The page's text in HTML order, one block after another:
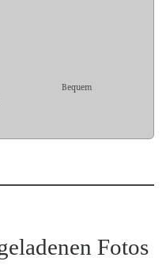
Bequem
Fotos